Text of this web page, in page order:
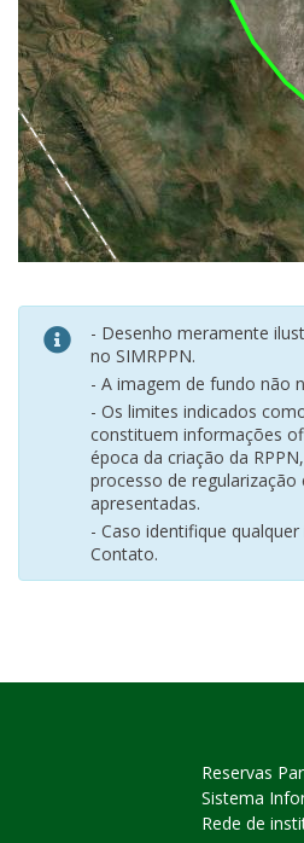
Biomas
(IBGE)
Vegetação
(IBGE)
Rodovias
(IBGE)
Relevo
(IBGE)
- Desenho meramente
no SIMRPPN.
- A imagem de fundo não
- Os limites indicados
constituem informações
época da criação da
processo de
apresentadas.
- Caso identifique
Contato.
Reservas
Sistema
Rede de